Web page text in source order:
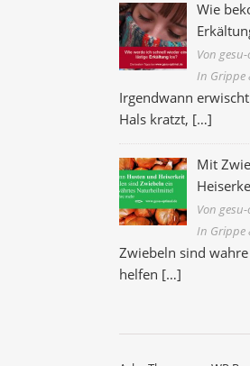
Wie
Von
In Grippe
Irgendwann
Hals kratzt, […]
Mit
Von
In Grippe
Zwiebeln sind
helfen […]